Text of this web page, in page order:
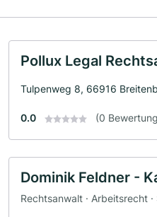
Pollux Legal
Tulpenweg 8, 66916
0.0 (0
Dominik Feldner -
Rechtsanwalt · Arbeitsrecht